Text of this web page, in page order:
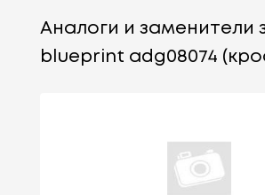
Аналоги и заменители
blueprint adg08074